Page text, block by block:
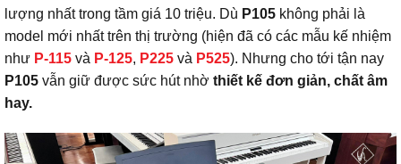
lượng nhất trong tầm giá 10 triệu. Dù P105 không phải là
model mới nhất trên thị trường (hiện đã có các mẫu kế nhiệm
như P-115 và P-125, P225 và P525). Nhưng cho tới tận nay
P105 vẫn giữ được sức hút nhờ thiết kế đơn giản, chất âm
hay.